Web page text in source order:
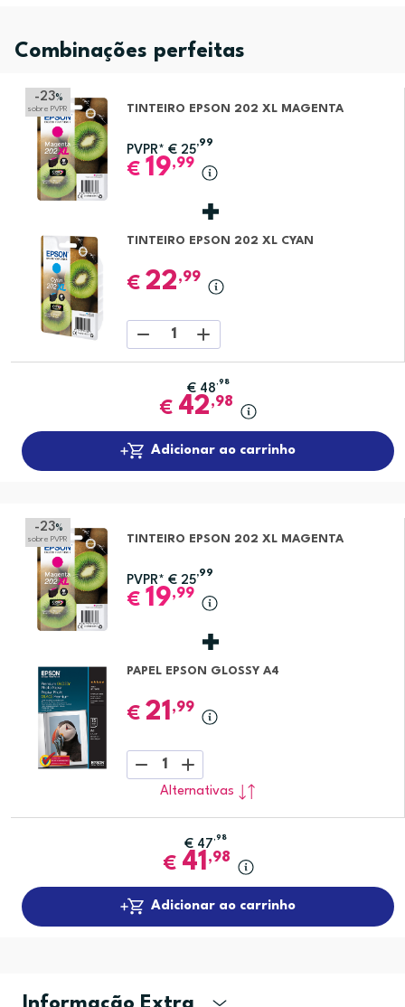
Combinações perfeitas
-23%
sobre PVPR TINTEIRO EPSON 202 XL MAGENTA
PVPR* € 25
,99
€ 19,99
TINTEIRO EPSON 202 XL CYAN
€ 22,99
1
€ 48,98
€ 42,98
Adicionar ao carrinho
-23%
sobre PVPR TINTEIRO EPSON 202 XL MAGENTA
PVPR* € 25
,99
€ 19,99
PAPEL EPSON GLOSSY A4
€ 21 ,99
1
Alternativas
€ 47,98
€ 41 ,98
Adicionar ao carrinho